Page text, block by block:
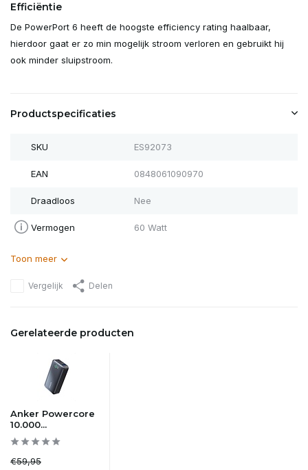
Efficiëntie
De PowerPort 6 heeft de hoogste efficiency rating haalbaar,
hierdoor gaat er zo min mogelijk stroom verloren en gebruikt hij
ook minder sluipstroom.
Productspecificaties
SKU ES92073
EAN 0848061090970
Draadloos Nee
Vermogen 60 Watt
Toon meer
Vergelijk Delen
Gerelateerde producten
Anker Powercore
10.000...
€59,95